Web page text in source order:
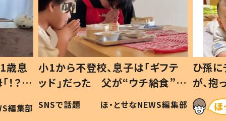
歳息
？」
編集部
小1から不登校、息子は「ギフテ
ッド」だった 父が“ウチ給食”を
作り続ける理由とは #令和の親
#令和の子
SNSで話題 ほ・とせなNEWS編集部
ひ孫
が、
「涙が
い」